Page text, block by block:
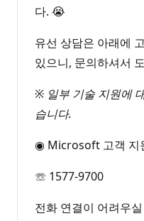
다. 😭
유선 상담은 아래에
있으니, 문의하셔서
※ 일부 기술 지원에
습니다.
◉ Microsoft 고객 지
☏ 1577-9700
전화 연결이 어려우